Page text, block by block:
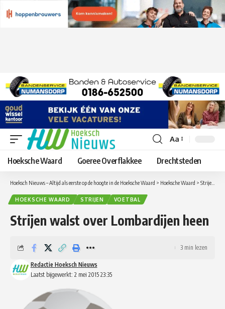
Lettergrootte
aanpassen
Aa
Hoeksche Waard Goeree Overflakkee Drechtsteden
Hoeksch Nieuws – Altijd als eerste op de hoogte in de Hoeksche Waard > Hoeksche Waard > Strijen walst over Lombardijen heen
HOEKSCHE WAARD STRIJEN VOETBAL
Strijen walst over Lombardijen heen
Laatst bijgewerkt: 2 mei 2015 23:35
Redactie Hoeksch Nieuws
3 min lezen